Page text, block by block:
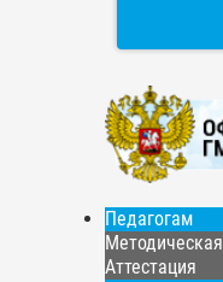
Педагогам
Аттестация